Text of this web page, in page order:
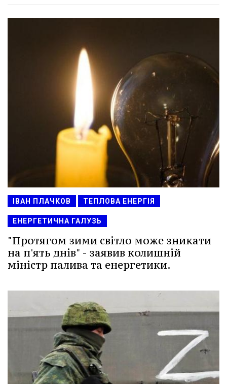
ІВАН ПЛАЧКОВ ТЕПЛОВА ЕНЕРГІЯ
ЕНЕРГЕТИЧНА ГАЛУЗЬ
"Протягом зими світло може зникати
на п'ять днів" - заявив колишній
міністр палива та енергетики.